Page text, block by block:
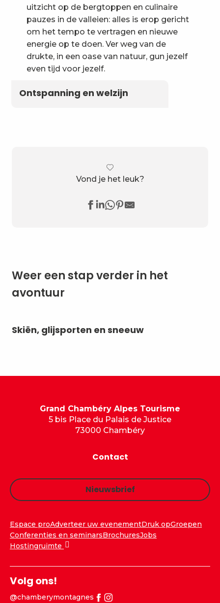
uitzicht op de bergtoppen en culinaire
pauzes in de valleien: alles is erop gericht
om het tempo te vertragen en nieuwe
energie op te doen. Ver weg van de
drukte, in een oase van natuur, gun jezelf
even tijd voor jezelf.
Ontspanning en welzijn
Vond je het leuk?
Weer een stap verder in het
avontuur
Skiën, glijsporten en sneeuw
Grand Chambéry Alpes Tourisme
5 bis Place du Palais de Justice
73000 Chambéry
Contact
Nieuwsbrief
Espace proAdverteer uw evenementDruk opGroepen
Conferenties en seminarsBrochuresJobs
Hostingruimte
Volg ons!
@chamberymontagnes